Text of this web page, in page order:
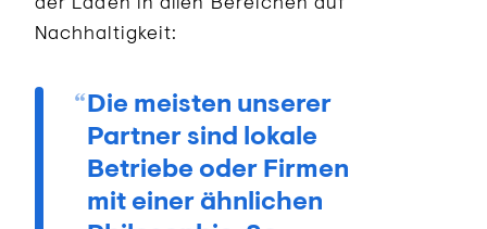
Nachhaltigkeit:
Die meisten unserer
Partner sind lokale
Betriebe oder Firmen
mit einer ähnlichen